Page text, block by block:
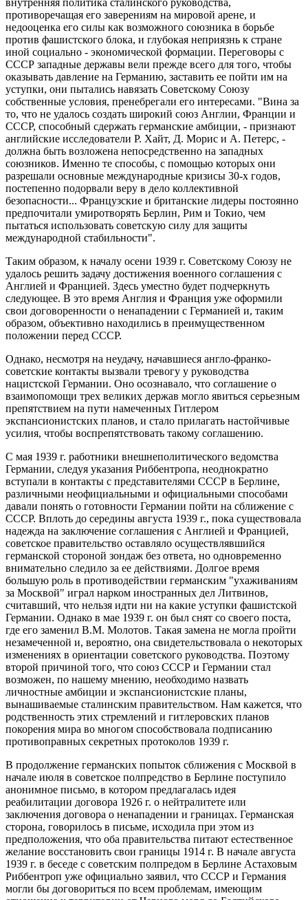
внутренняя политика сталинского руководства,
противоречащая его заверениям на мировой арене, и
недооценка его силы как возможного союзника в борьбе
против фашистского блока, и глубокая неприязнь к стране
иной социально - экономической формации. Переговоры с
СССР западные державы вели прежде всего для того, чтобы
оказывать давление на Германию, заставить ее пойти им на
уступки, они пытались навязать Советскому Союзу
собственные условия, пренебрегали его интересами. "Вина за
то, что не удалось создать широкий союз Англии, Франции и
СССР, способный сдержать германские амбиции, - признают
английские исследователи Р. Хайт, Д. Морис и А. Петерс, -
должна быть возложена непосредственно на западных
союзников. Именно те способы, с помощью которых они
разрешали основные международные кризисы 30-х годов,
постепенно подорвали веру в дело коллективной
безопасности... Французские и британские лидеры постоянно
предпочитали умиротворять Берлин, Рим и Токио, чем
пытаться использовать советскую силу для защиты
международной стабильности".
Таким образом, к началу осени 1939 г. Советскому Союзу не
удалось решить задачу достижения военного соглашения с
Англией и Францией. Здесь уместно будет подчеркнуть
следующее. В это время Англия и Франция уже оформили
свои договоренности о ненападении с Германией и, таким
образом, объективно находились в преимущественном
положении перед СССР.
Однако, несмотря на неудачу, начавшиеся англо-франко-
советские контакты вызвали тревогу у руководства
нацистской Германии. Оно осознавало, что соглашение о
взаимопомощи трех великих держав могло явиться серьезным
препятствием на пути намеченных Гитлером
экспансионистских планов, и стало прилагать настойчивые
усилия, чтобы воспрепятствовать такому соглашению.
С мая 1939 г. работники внешнеполитического ведомства
Германии, следуя указания Риббентропа, неоднократно
вступали в контакты с представителями СССР в Берлине,
различными неофициальными и официальными способами
давали понять о готовности Германии пойти на сближение с
СССР. Вплоть до середины августа 1939 г., пока существовала
надежда на заключение соглашения с Англией и Францией,
советское правительство оставляло осуществлявшийся
германской стороной зондаж без ответа, но одновременно
внимательно следило за ее действиями. Долгое время
большую роль в противодействии германским "ухаживаниям
за Москвой" играл нарком иностранных дел Литвинов,
считавший, что нельзя идти ни на какие уступки фашистской
Германии. Однако в мае 1939 г. он был снят со своего поста,
где его заменил В.М. Молотов. Такая замена не могла пройти
незамеченной и, вероятно, она свидетельствовала о некоторых
изменениях в ориентации советского руководства. Поэтому
второй причиной того, что союз СССР и Германии стал
возможен, по нашему мнению, необходимо назвать
личностные амбиции и экспансионистские планы,
вынашиваемые сталинским правительством. Нам кажется, что
родственность этих стремлений и гитлеровских планов
покорения мира во многом способствовала подписанию
противоправных секретных протоколов 1939 г.
В продолжение германских попыток сближения с Москвой в
начале июля в советское полпредство в Берлине поступило
анонимное письмо, в котором предлагалась идея
реабилитации договора 1926 г. о нейтралитете или
заключения договора о ненападении и границах. Германская
сторона, говорилось в письме, исходила при этом из
предположения, что оба правительства питают естественное
желание восстановить свои границы 1914 г. В начале августа
1939 г. в беседе с советским полпредом в Берлине Астаховым
Риббентроп уже официально заявил, что СССР и Германия
могли бы договориться по всем проблемам, имеющим